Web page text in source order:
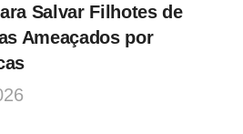
Salvar Filhotes de
Ameaçados por